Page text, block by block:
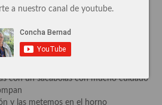
y salmón?
con un sacabolas con mucho cuidado
y las metemos en el horno
a nuestro canal de youtube.